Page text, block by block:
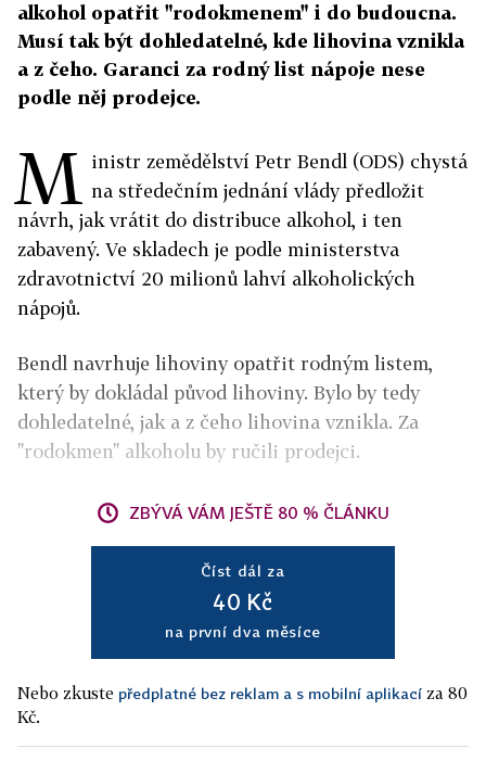
alkohol opatřit "rodokmenem" i do budoucna.
Musí tak být dohledatelné, kde lihovina vznikla
a z čeho. Garanci za rodný list nápoje nese
podle něj prodejce.
M inistr zemědělství Petr Bendl (ODS) chystá
na středečním jednání vlády předložit
návrh, jak vrátit do distribuce alkohol, i ten
zabavený. Ve skladech je podle ministerstva
zdravotnictví 20 milionů lahví alkoholických
nápojů.
Bendl navrhuje lihoviny opatřit rodným listem,
který by dokládal původ lihoviny. Bylo by tedy
dohledatelné, jak a z čeho lihovina vznikla. Za
"rodokmen" alkoholu by ručili prodejci.
ZBÝVÁ VÁM JEŠTĚ 80 % ČLÁNKU
Číst dál za
40 Kč
na první dva měsíce
Nebo zkuste předplatné bez reklam a s mobilní aplikací za 80
Kč.